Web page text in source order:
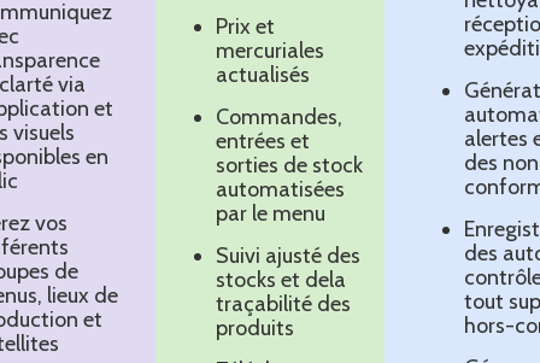
via
et
visuels
en
vos
de
lieux de
et
Prix et
mercuriales
actualisés
Commandes,
entrées et
sorties de stock
automatisées
par le menu
Suivi ajusté des
stocks et dela
traçabilité des
produits
alertes
des
des
tout
hors-